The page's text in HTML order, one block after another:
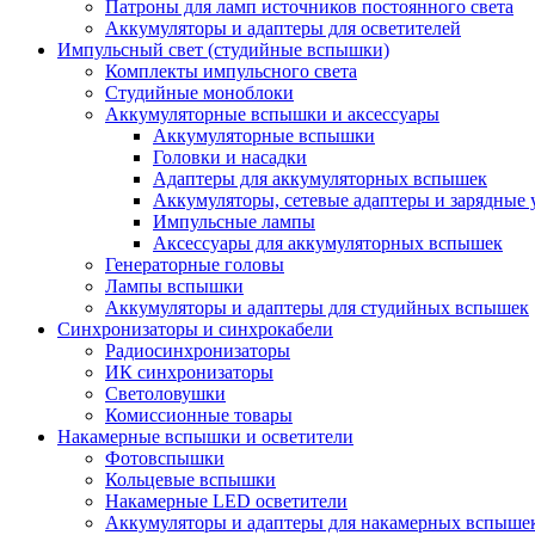
Патроны для ламп источников постоянного света
Аккумуляторы и адаптеры для осветителей
Импульсный свет (студийные вспышки)
Комплекты импульсного света
Студийные моноблоки
Аккумуляторные вспышки и аксессуары
Аккумуляторные вспышки
Головки и насадки
Адаптеры для аккумуляторных вспышек
Аккумуляторы, сетевые адаптеры и зарядные
Импульсные лампы
Аксессуары для аккумуляторных вспышек
Генераторные головы
Лампы вспышки
Аккумуляторы и адаптеры для студийных вспышек
Синхронизаторы и синхрокабели
Радиосинхронизаторы
ИК синхронизаторы
Светоловушки
Комиссионные товары
Накамерные вспышки и осветители
Фотовспышки
Кольцевые вспышки
Накамерные LED осветители
Аккумуляторы и адаптеры для накамерных